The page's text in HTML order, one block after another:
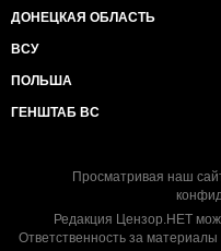
ДОНЕЦКАЯ ОБЛАСТЬ
ВСУ
ПОЛЬША
ГЕНШТАБ ВС
Просматривая наш
Редакция Цензор.НЕТ
Ответственность за материалы